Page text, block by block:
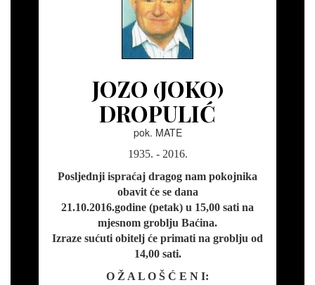
JOZO (JOKO)
DROPULIĆ
pok. MATE
1935. - 2016.
Posljednji ispraćaj dragog nam pokojnika
obavit će se dana
21.10.2016.godine (petak) u 15,00 sati na
mjesnom groblju Baćina.
Izraze sućuti obitelj će primati na groblju od
14,00 sati.
O Ž A L O Š Ć E N I: